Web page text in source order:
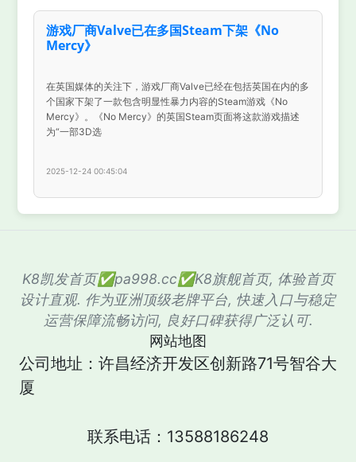
游戏厂商Valve已在多国Steam下架《No
Mercy》
在英国媒体的关注下，游戏厂商Valve已经在包括英国在内的多
个国家下架了一款包含明显性暴力内容的Steam游戏《No
Mercy》。《No Mercy》的英国Steam页面将这款游戏描述
为“一部3D选
2025-12-24 00:45:04
K8凯发首页✅pa998.cc✅K8旗舰首页, 体验首页
设计直观. 作为亚洲顶级老牌平台, 快速入口与稳定
运营保障流畅访问, 良好口碑获得广泛认可.
网站地图
公司地址：许昌经济开发区创新路71号智谷大
厦
联系电话：13588186248